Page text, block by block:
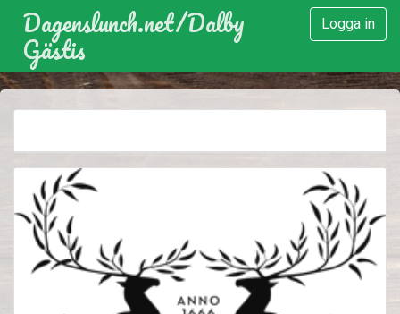
Dagenslunch.net/Dalby
Gästis
Logga in